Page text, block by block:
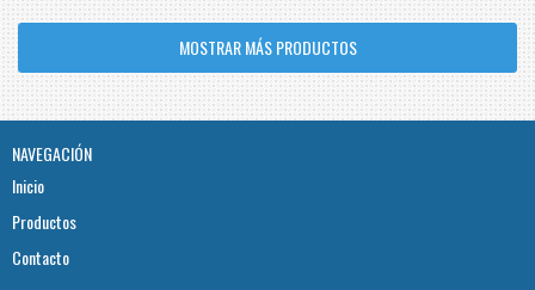
MOSTRAR MÁS PRODUCTOS
NAVEGACIÓN
Inicio
Productos
Contacto